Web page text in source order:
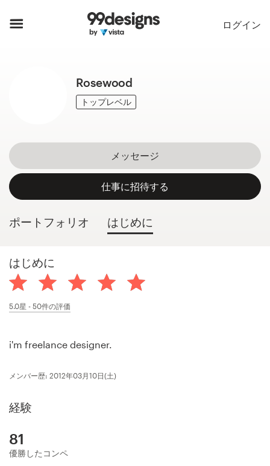
ログイン
Rosewood
トップレベル
メッセージ
仕事に招待する
ポートフォリオ はじめに
はじめに
5.0星 - 50件の評価
i'm freelance designer.
メンバー歴: 2012年03月10日(土)
経験
81
優勝したコンペ
ご利用の流れ
インスピレーション
99designs Pro
イ
ン
サ
ー
ビ
デザインコンペ
1-to-1プロジェクト
デザイナーを探す
インスピレーションを得る